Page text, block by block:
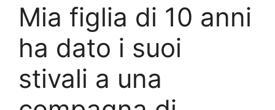
Mia figlia di 10 anni
ha dato i suoi
stivali a una